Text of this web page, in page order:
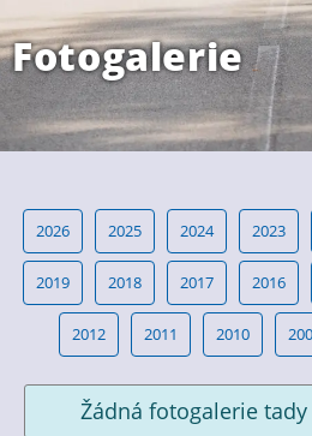
Fotogalerie
2026 2025 2024 2023
2019 2018 2017 2016
2012 2011 2010
Žádná fotogalerie